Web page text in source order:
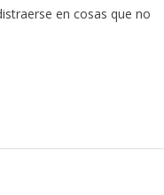
en cosas que no